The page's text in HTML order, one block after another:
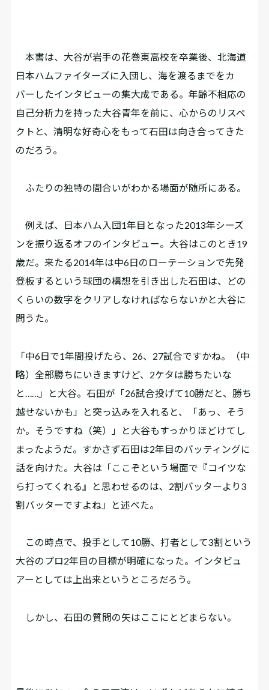
本書は、大谷が岩手の花巻東高校を卒業後、北海道
日本ハムファイターズに入団し、海を渡るまでをカ
バーしたインタビューの集大成である。年齢不相応の
自己分析力を持った大谷青年を前に、心からのリスペ
クトと、清明な好奇心をもって石田は向き合ってきた
のだろう。
ふたりの独特の間合いがわかる場面が随所にある。
例えば、日本ハム入団1年目となった2013年シーズ
ンを振り返るオフのインタビュー。大谷はこのとき19
歳だ。来たる2014年は中6日のローテーションで先発
登板するという球団の構想を引き出した石田は、どの
くらいの数字をクリアしなければならないかと大谷に
問うた。
「中6日で1年間投げたら、26、27試合ですかね。（中
略）全部勝ちにいきますけど、2ケタは勝ちたいな
と……」と大谷。石田が「26試合投げて10勝だと、勝ち
越せないかも」と突っ込みを入れると、「あっ、そう
か。そうですね（笑）」と大谷もすっかりほどけてし
まったようだ。すかさず石田は2年目のバッティングに
話を向けた。大谷は「ここぞという場面で『コイツな
ら打ってくれる』と思わせるのは、2割バッターより3
割バッターですよね」と述べた。
この時点で、投手として10勝、打者として3割という
大谷のプロ2年目の目標が明確になった。インタビュ
アーとしては上出来というところだろう。
しかし、石田の質問の矢はここにとどまらない。